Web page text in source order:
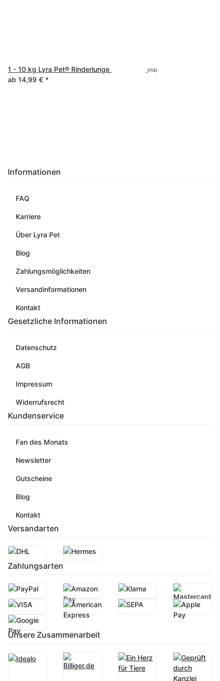
1 - 10 kg Lyra Pet® Rinderlunge (113)
ab 14,99 € *
Informationen
FAQ
Karriere
Über Lyra Pet
Blog
Zahlungsmöglichkeiten
Versandinformationen
Kontakt
Gesetzliche Informationen
Datenschutz
AGB
Impressum
Widerrufsrecht
Kundenservice
Fan des Monats
Newsletter
Gutscheine
Blog
Kontakt
Versandarten
Zahlungsarten
Unsere Zusammenarbeit